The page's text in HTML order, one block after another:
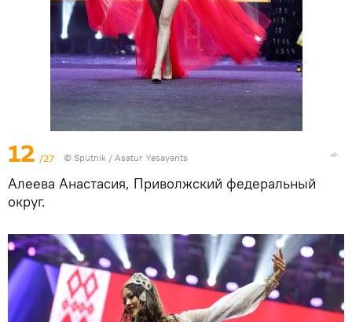
12 /27 © Sputnik / Asatur Yesayants
Алеева Анастасия, Приволжский федеральный
округ.